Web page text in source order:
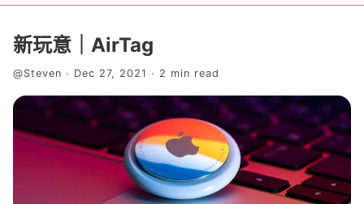
Random Thoughts
标签
存档
友链
新玩意｜AirTag
@Steven · Dec 27, 2021 · 2 min read